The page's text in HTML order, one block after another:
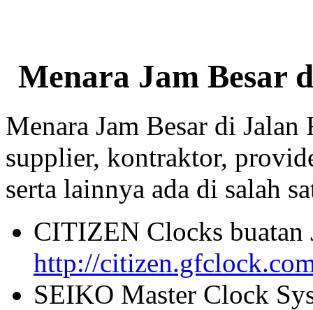
Menara Jam Besar
Menara Jam Besar di Jalan
supplier, kontraktor,
serta lainnya ada di salah
CITIZEN Clocks buatan
http://
SEIKO Master Clock